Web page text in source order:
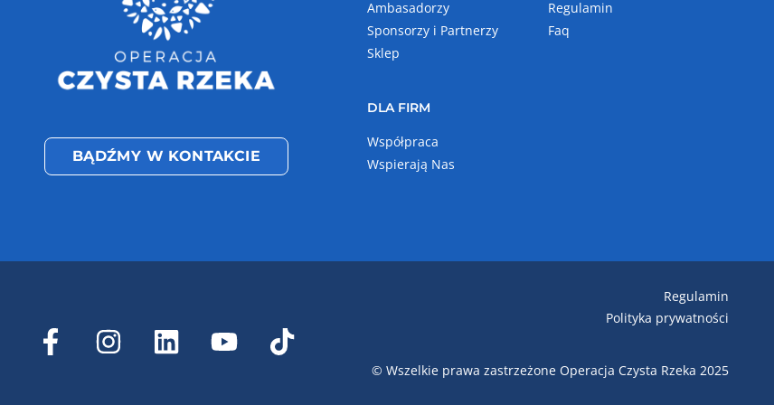
BĄDŹMY W KONTAKCIE
Ambasadorzy
Sponsorzy i Partnerzy
Sklep
Regulamin
Faq
DLA FIRM
Współpraca
Wspierają Nas
Regulamin
Polityka prywatności
© Wszelkie prawa zastrzeżone Operacja Czysta Rzeka 2025